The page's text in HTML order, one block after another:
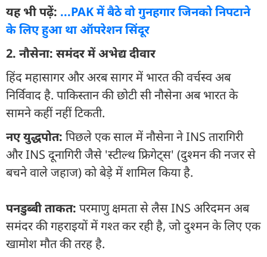
यह भी पढ़ें: ...PAK में बैठे वो गुनहगार जिनको निपटाने
के लिए हुआ था ऑपरेशन सिंदूर
2. नौसेना: समंदर में अभेद्य दीवार
हिंद महासागर और अरब सागर में भारत की वर्चस्व अब
निर्विवाद है. पाकिस्तान की छोटी सी नौसेना अब भारत के
सामने कहीं नहीं टिकती.
नए युद्धपोत: पिछले एक साल में नौसेना ने INS तारागिरी
और INS दूनागिरी जैसे 'स्टील्थ फ्रिगेट्स' (दुश्मन की नजर से
बचने वाले जहाज) को बेड़े में शामिल किया है.
पनडुब्बी ताकत: परमाणु क्षमता से लैस INS अरिदमन अब
समंदर की गहराइयों में गश्त कर रही है, जो दुश्मन के लिए एक
खामोश मौत की तरह है.